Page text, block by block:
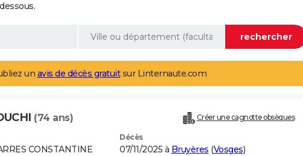
un avis de décès gratuitsur Linternaute.com
(74 ans) Créer une cagnotte obsèques
CONSTANTINE
Décès
07/11/2025 à Bruyères (Vosges)